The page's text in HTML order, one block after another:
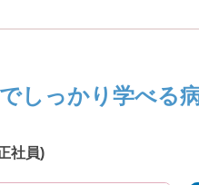
しっかり学べる
社員)